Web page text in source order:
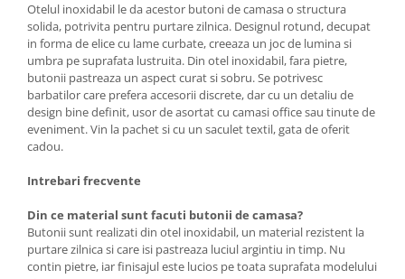
Otelul inoxidabil le da acestor butoni de camasa o structura
solida, potrivita pentru purtare zilnica. Designul rotund, decupat
in forma de elice cu lame curbate, creeaza un joc de lumina si
umbra pe suprafata lustruita. Din otel inoxidabil, fara pietre,
butonii pastreaza un aspect curat si sobru. Se potrivesc
barbatilor care prefera accesorii discrete, dar cu un detaliu de
design bine definit, usor de asortat cu camasi office sau tinute de
eveniment. Vin la pachet si cu un saculet textil, gata de oferit
cadou.
Intrebari frecvente
Din ce material sunt facuti butonii de camasa?
Butonii sunt realizati din otel inoxidabil, un material rezistent la
purtare zilnica si care isi pastreaza luciul argintiu in timp. Nu
contin pietre, iar finisajul este lucios pe toata suprafata modelului